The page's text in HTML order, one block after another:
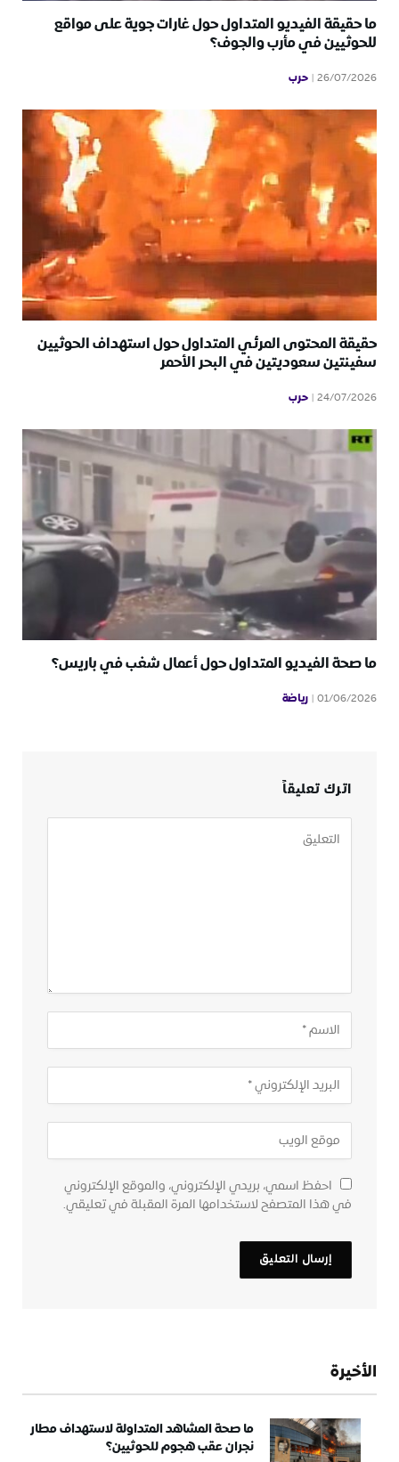
ما حقيقة الفيديو المتداول حول غارات جوية على مواقع
للحوثيين في مأرب والجوف؟
26/07/2026 حرب
حقيقة المحتوى المرئي المتداول حول استهداف الحوثيين
سفينتين سعوديتين في البحر الأحمر
24/07/2026 حرب
ما صحة الفيديو المتداول حول أعمال شغب في باريس؟
01/06/2026 رياضة
اترك تعليقاً
احفظ اسمي، بريدي الإلكتروني، والموقع الإلكتروني
في هذا المتصفح لاستخدامها المرة المقبلة في تعليقي.
الأخيرة
ما صحة المشاهد المتداولة لاستهداف مطار
نجران عقب هجوم للحوثيين؟